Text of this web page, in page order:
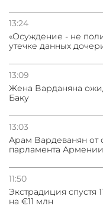
13:24
«Осуждение - не
утечке данных
13:09
Жена Варданяна
Баку
13:03
Арам Вардеванян от
парламента Армении
11:50
Экстрадиция спустя
на €11 млн